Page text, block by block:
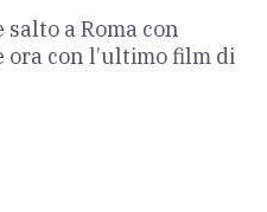
a Roma con
ora con l’ultimo film di